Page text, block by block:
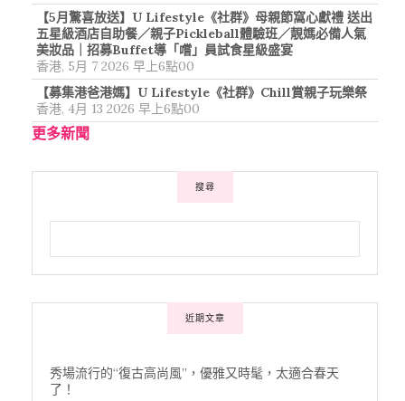
【5月驚喜放送】U Lifestyle《社群》母親節窩心獻禮 送出
五星級酒店自助餐／親子Pickleball體驗班／靚媽必備人氣
美妝品｜招募Buffet導「嚐」員試食星級盛宴
香港, 5月 7 2026 早上6點00
【募集港爸港媽】U Lifestyle《社群》Chill賞親子玩樂祭
香港, 4月 13 2026 早上6點00
更多新聞
搜尋
近期文章
秀場流行的“復古高尚風”，優雅又時髦，太適合春天
了！